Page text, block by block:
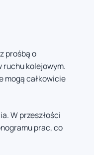
prośbą o
ruchu kolejowym.
mogą całkowicie
W przeszłości
prac, co